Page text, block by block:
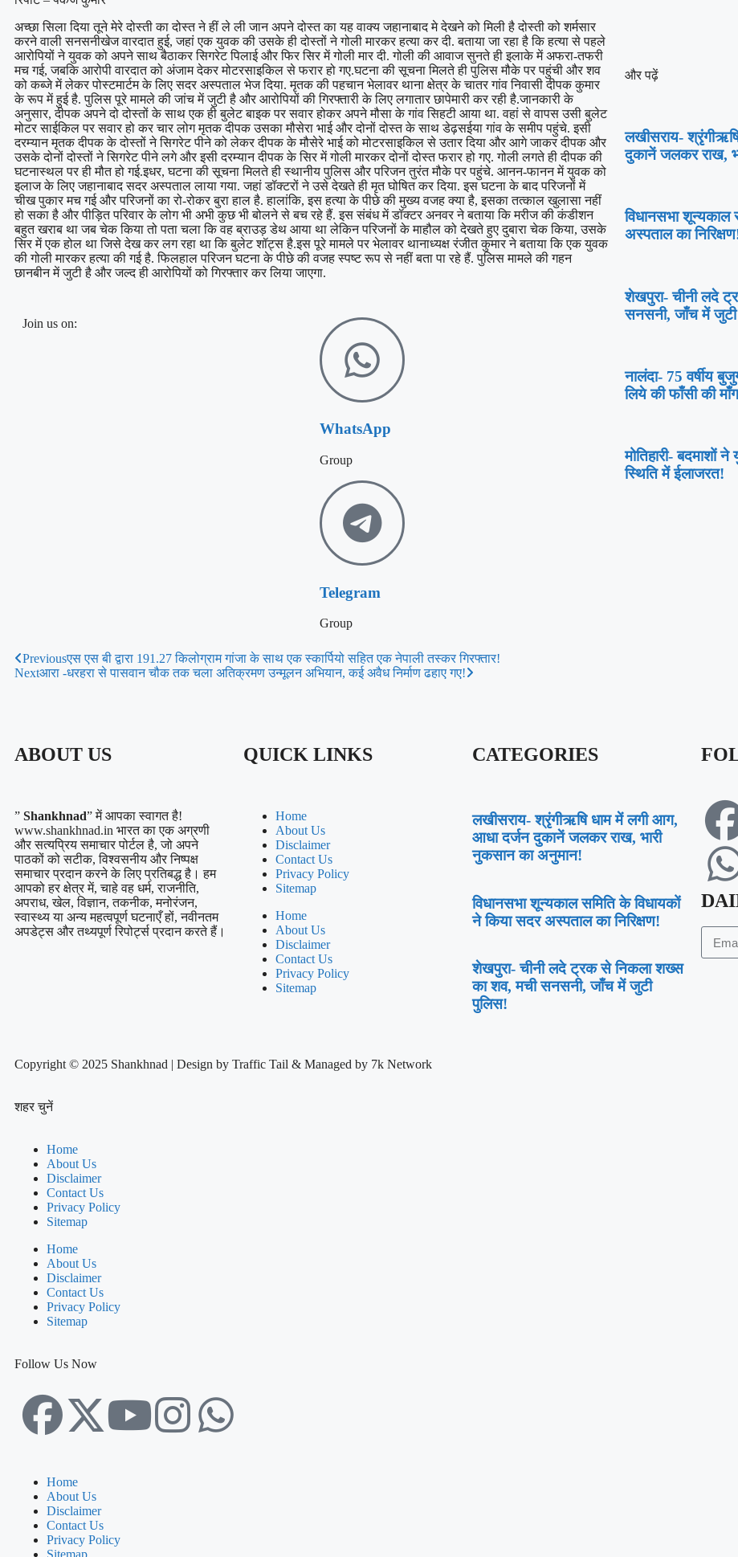
अच्छा सिला दिया तूने मेरे दोस्ती का दोस्त ने हीं ले ली जान अपने दोस्त का यह वाक्य जहानाबाद मे देखने को मिली है दोस्ती को शर्मसार
करने वाली सनसनीखेज वारदात हुई, जहां एक युवक की उसके ही दोस्तों ने गोली मारकर हत्या कर दी. बताया जा रहा है कि हत्या से पहले
आरोपियों ने युवक को अपने साथ बैठाकर सिगरेट पिलाई और फिर सिर में गोली मार दी. गोली की आवाज सुनते ही इलाके में अफरा-तफरी
मच गई, जबकि आरोपी वारदात को अंजाम देकर मोटरसाइकिल से फरार हो गए.घटना की सूचना मिलते ही पुलिस मौके पर पहुंची और शव
को कब्जे में लेकर पोस्टमार्टम के लिए सदर अस्पताल भेज दिया. मृतक की पहचान भेलावर थाना क्षेत्र के चातर गांव निवासी दीपक कुमार
के रूप में हुई है. पुलिस पूरे मामले की जांच में जुटी है और आरोपियों की गिरफ्तारी के लिए लगातार छापेमारी कर रही है.जानकारी के
अनुसार, दीपक अपने दो दोस्तों के साथ एक ही बुलेट बाइक पर सवार होकर अपने मौसा के गांव सिहटी आया था. वहां से वापस उसी बुलेट
मोटर साईकिल पर सवार हो कर चार लोग मृतक दीपक उसका मौसेरा भाई और दोनों दोस्त के साथ डेढ़सईया गांव के समीप पहुंचे. इसी
दरम्यान मृतक दीपक के दोस्तों ने सिगरेट पीने को लेकर दीपक के मौसेरे भाई को मोटरसाइकिल से उतार दिया और आगे जाकर दीपक और
उसके दोनों दोस्तों ने सिगरेट पीने लगे और इसी दरम्यान दीपक के सिर में गोली मारकर दोनों दोस्त फरार हो गए. गोली लगते ही दीपक की
घटनास्थल पर ही मौत हो गई.इधर, घटना की सूचना मिलते ही स्थानीय पुलिस और परिजन तुरंत मौके पर पहुंचे. आनन-फानन में युवक को
इलाज के लिए जहानाबाद सदर अस्पताल लाया गया. जहां डॉक्टरों ने उसे देखते ही मृत घोषित कर दिया. इस घटना के बाद परिजनों में
चीख पुकार मच गई और परिजनों का रो-रोकर बुरा हाल है. हालांकि, इस हत्या के पीछे की मुख्य वजह क्या है, इसका तत्काल खुलासा नहीं
हो सका है और पीड़ित परिवार के लोग भी अभी कुछ भी बोलने से बच रहे हैं. इस संबंध में डॉक्टर अनवर ने बताया कि मरीज की कंडीशन
बहुत खराब था जब चेक किया तो पता चला कि वह ब्राउड़ डेथ आया था लेकिन परिजनों के माहौल को देखते हुए दुबारा चेक किया, उसके
सिर में एक होल था जिसे देख कर लग रहा था कि बुलेट शॉट्स है.इस पूरे मामले पर भेलावर थानाध्यक्ष रंजीत कुमार ने बताया कि एक युवक
की गोली मारकर हत्या की गई है. फिलहाल परिजन घटना के पीछे की वजह स्पष्ट रूप से नहीं बता पा रहे हैं. पुलिस मामले की गहन
छानबीन में जुटी है और जल्द ही आरोपियों को गिरफ्तार कर लिया जाएगा.
Join us on:
WhatsApp
Group
Telegram
Group
Previousएस एस बी द्वारा 191.27 किलोग्राम गांजा के साथ एक स्कार्पियो सहित एक नेपाली तस्कर गिरफ्तार!
Nextआरा -धरहरा से पासवान चौक तक चला अतिक्रमण उन्मूलन अभियान, कई अवैध निर्माण ढहाए गए!
और पढ़ें
लखीसराय-
दुकानें जलकर राख,
विधानसभा शून्यकाल
अस्पताल का
शेखपुरा- चीनी लदे
सनसनी, जाँच में
नालंदा- 75 वर्षीय
लिये की फाँसी की
मोतिहारी- बदमाशों
स्थिति में ईलाजरत!
ABOUT US
” Shankhnad” में आपका स्वागत है!
www.shankhnad.in भारत का एक अग्रणी
और सत्यप्रिय समाचार पोर्टल है, जो अपने
पाठकों को सटीक, विश्वसनीय और निष्पक्ष
समाचार प्रदान करने के लिए प्रतिबद्ध है। हम
आपको हर क्षेत्र में, चाहे वह धर्म, राजनीति,
अपराध, खेल, विज्ञान, तकनीक, मनोरंजन,
स्वास्थ्य या अन्य महत्वपूर्ण घटनाएँ हों, नवीनतम
अपडेट्स और तथ्यपूर्ण रिपोर्ट्स प्रदान करते हैं।
QUICK LINKS
Home
About Us
Disclaimer
Contact Us
Privacy Policy
Sitemap
Home
About Us
Disclaimer
Contact Us
Privacy Policy
Sitemap
CATEGORIES
लखीसराय- श्रृंगीऋषि धाम में लगी आग,
आधा दर्जन दुकानें जलकर राख, भारी
नुकसान का अनुमान!
विधानसभा शून्यकाल समिति के विधायकों
ने किया सदर अस्पताल का निरिक्षण!
शेखपुरा- चीनी लदे ट्रक से निकला शख्स
का शव, मची सनसनी, जाँच में जुटी
पुलिस!
Copyright © 2025 Shankhnad | Design by Traffic Tail & Managed by 7k Network
शहर चुनें
Home
About Us
Disclaimer
Contact Us
Privacy Policy
Sitemap
Home
About Us
Disclaimer
Contact Us
Privacy Policy
Sitemap
Follow Us Now
Home
About Us
Disclaimer
Contact Us
Privacy Policy
Sitemap